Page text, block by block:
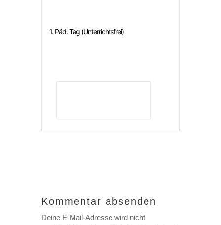
1. Päd. Tag (Unterrichtsfrei)
Kommentar absenden
Deine E-Mail-Adresse wird nicht